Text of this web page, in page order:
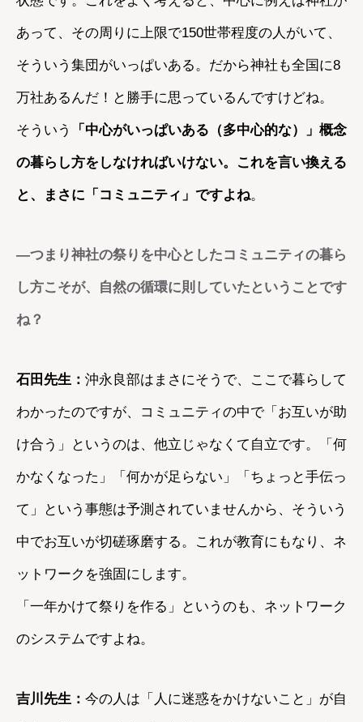
あって、その周りに上限で150世帯程度の人がいて、
そういう集団がいっぱいある。だから神社も全国に8
万社あるんだ！と勝手に思っているんですけどね。
そういう 「中心がいっぱいある（多中心的な）」概念
の暮らし方をしなければいけない。これを言い換える
と、まさに「コミュニティ」ですよね。
―つまり神社の祭りを中心としたコミュニティの暮ら
し方こそが、自然の循環に則していたということです
ね？
石田先生： 沖永良部はまさにそうで、ここで暮らして
わかったのですが、コミュニティの中で「お互いが助
け合う」というのは、他立じゃなくて自立です。「何
かなくなった」「何かが足らない」「ちょっと手伝っ
て」という事態は予測されていませんから、そういう
中でお互いが切磋琢磨する。これが教育にもなり、ネ
ットワークを強固にします。
「一年かけて祭りを作る」というのも、ネットワーク
のシステムですよね。
吉川先生： 今の人は「人に迷惑をかけないこと」が自